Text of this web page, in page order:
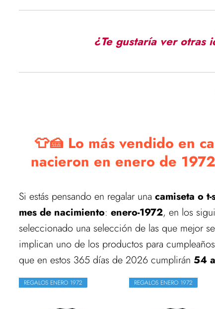
¿Te gustaría ver otras
👕🍰 Lo más vendido en
nacieron en enero de
Si estás pensando en regalar una camiseta o
mes de nacimiento: enero-1972, en los
seleccionado una selección de las que mejor
implican uno de los productos para
que en estos 365 días de 2026 cumplirán 54
REGALOS ENERO 1972 REGALOS ENERO 1972